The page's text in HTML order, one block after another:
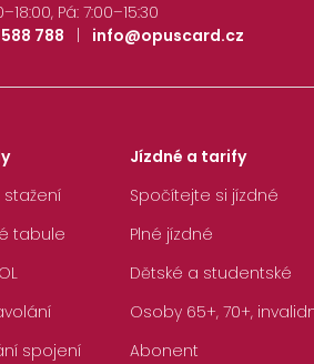
Pá: 7:00–15:30
788
| info@opuscard.cz
stažení
tabule
spojení
Jízdné a tarify
Spočítejte si jízdné
Plné jízdné
Dětské a studentské
Osoby 65+, 70+,
Abonent